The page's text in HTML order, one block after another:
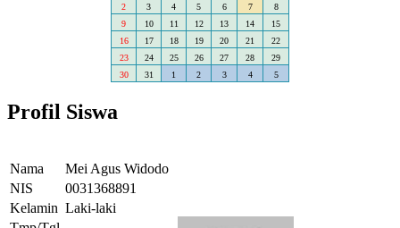
2
3 4 5 6 7
8
9
10 11 12 13 14
15
16
17 18 19 20 21
22
23
24 25 26 27 28
29
30
31 1 2 3 4 5
Profil Siswa
Nama
Mei Agus Widodo
NIS
0031368891
Kelamin Laki-laki